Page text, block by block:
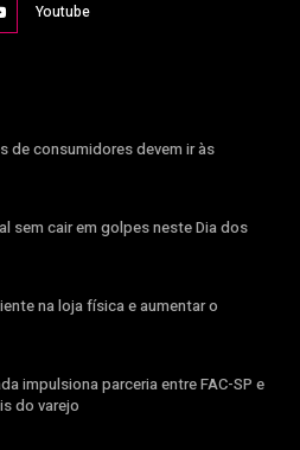
Youtube
de consumidores devem ir às
sem cair em golpes neste Dia dos
na loja física e aumentar o
impulsiona parceria entre FAC-SP e
do varejo